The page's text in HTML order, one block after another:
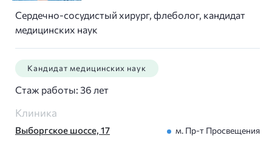
Сердечно-сосудистый хирург, флеболог, кандидат
медицинских наук
Кандидат медицинских наук
Стаж работы: 36 лет
Клиника
Выборгское шоссе, 17 м. Пр-т Просвещения